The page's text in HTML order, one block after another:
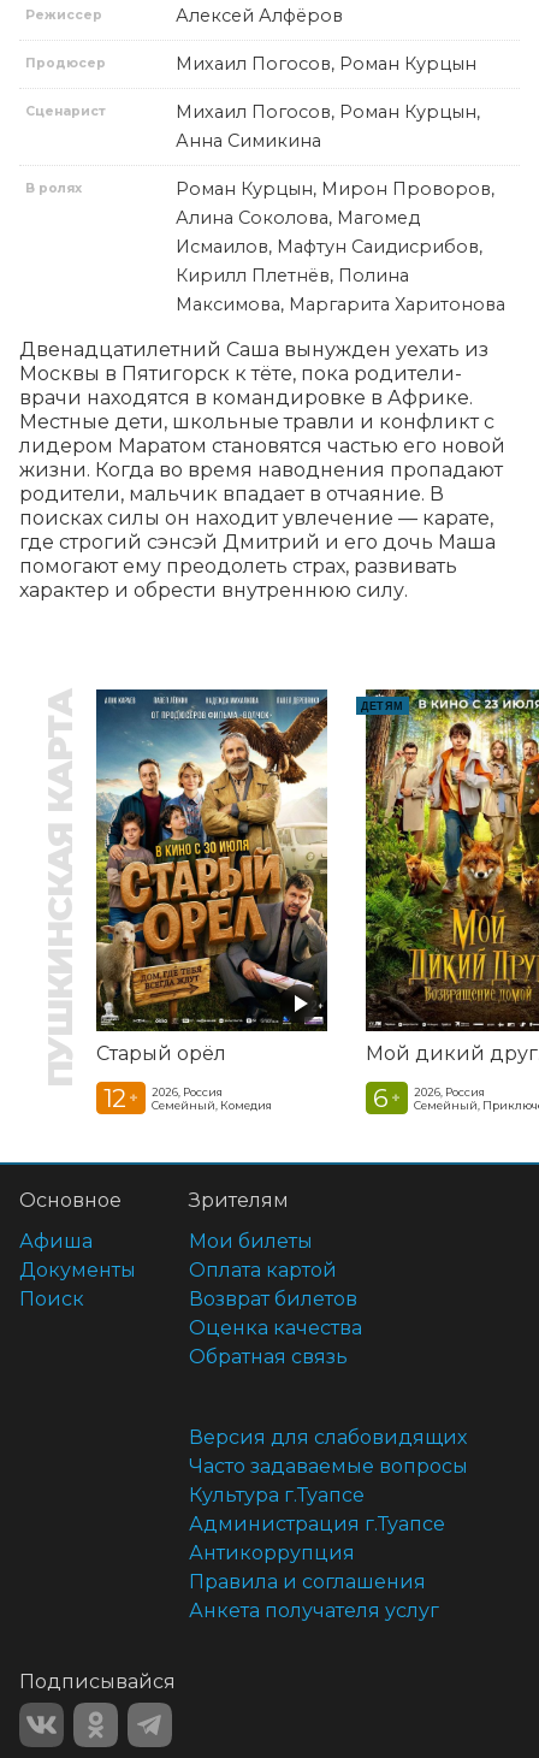
Режиссер Алексей Алфёров
Продюсер Михаил Погосов, Роман Курцын
Сценарист
Михаил Погосов, Роман Курцын,
Анна Симикина
В ролях
Роман Курцын, Мирон Проворов,
Алина Соколова, Магомед
Исмаилов, Мафтун Саидисрибов,
Кирилл Плетнёв, Полина
Максимова, Маргарита Харитонова
Двенадцатилетний Саша вынужден уехать из
Москвы в Пятигорск к тёте, пока родители-
врачи находятся в командировке в Африке.
Местные дети, школьные травли и конфликт с
лидером Маратом становятся частью его новой
жизни. Когда во время наводнения пропадают
родители, мальчик впадает в отчаяние. В
поисках силы он находит увлечение — карате,
где строгий сэнсэй Дмитрий и его дочь Маша
помогают ему преодолеть страх, развивать
характер и обрести внутреннюю силу.
ПУШКИНСКАЯ КАРТА Старый орёл
12 +
2026, Россия
Семейный, Комедия
ДЕТЯМ
6 +
2026, Россия
Семейный,
Основное
Афиша
Документы
Поиск
Зрителям
Мои билеты
Оплата картой
Возврат билетов
Оценка качества
Обратная связь
Версия для слабовидящих
Часто задаваемые вопросы
Культура г.Туапсе
Администрация г.Туапсе
Антикоррупция
Правила и соглашения
Анкета получателя услуг
Подписывайся